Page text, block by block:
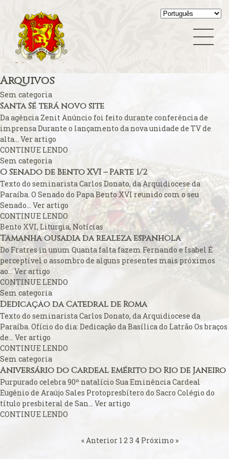
Summorum Pontificum
Teologia
Vaticano
Vídeo Blog
Virgem Maria
A fé na Europa
A FSSPX compara o seu caso ao acordo China-Vaticano
A Padroeira do Brasil venerada em Roma
A Parada Gay e os católicos
A polêmica cobrança do ingresso para a missa papal
A primeira dama do Colégio Cardinalício
A Sala Conciliar na Basílica Vaticana
A solene abertura
A Terra de Vera Cruz
A um mês…
A vida de Bento XVI em filme
A Vida Interior
A Vigília de Pentecostes – O rito próprio
Abade do Rio de Janeiro renuncia
Agora é permitido dizer:
Alerta de bomba esvazia Basílica de Lourdes
Algumas fotos do Santo Padre no Reino Unido
Altar onde será venerado João Paulo II
Ambientes que favorecem a prática da virtude
Aniversário da proclamação do dogma da Assunção da
Virgem
Aniversário do Cardeal emérito do Rio de Janeiro
Aniversário do governo do Arcebispo de Olinda e
Recife
Anjo da Guarda do Brasil
Antes do consistório, nomeados reúnem-se com o Papa
Anúncio (Kalendas) do Natal do Senhor em 2015
Aprovada beatificação de Irmã Dulce
Ara Dei Christus est!
Arcebispo brasileiro é o novo Prefeito para os
Arquivos
Sem categoria
Santa Sé terá novo site
Da agência Zenit Anúncio foi feito durante conferência de
imprensa Durante o lançamento da nova unidade de TV de
alta... Ver artigo
CONTINUE LENDO
Sem categoria
O Senado de Bento XVI – Parte 1/2
Texto do seminarista Carlos Donato, da Arquidiocese da
Paraíba. O Senado do Papa Bento XVI reunido com o seu
Senado... Ver artigo
CONTINUE LENDO
Bento XVI, Liturgia, Notícias
Tamanha ousadia da realeza espanhola
Do Fratres in unum Quanta falta fazem Fernando e Isabel É
perceptível o assombro de alguns presentes mais próximos
ao...Ver artigo
CONTINUE LENDO
Sem categoria
Dedicação da Catedral de Roma
Texto do seminarista Carlos Donato, da Arquidiocese da
Paraíba. Ofício do dia: Dedicação da Basílica do Latrão Os braços
de... Ver artigo
CONTINUE LENDO
Sem categoria
Aniversário do Cardeal emérito do Rio de Janeiro
Purpurado celebra 90º natalício Sua Eminência Cardeal
Eugênio de Araújo Sales Protopresbítero do Sacro Colégio do
título presbiteral de San... Ver artigo
CONTINUE LENDO
« Anterior 1 2 3 4 Próximo »